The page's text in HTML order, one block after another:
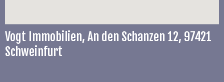
Vogt Immobilien, An den Schanzen 12, 97421
Schweinfurt